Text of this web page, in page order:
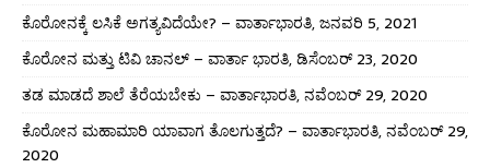
ಕೊರೋನಕ್ಕೆ ಲಸಿಕೆ ಅಗತ್ಯವಿದೆಯೇ? – ವಾರ್ತಾಭಾರತಿ, ಜನವರಿ 5, 2021
ಕೊರೋನ ಮತ್ತು ಟಿವಿ ಚಾನಲ್ – ವಾರ್ತಾ ಭಾರತಿ, ಡಿಸೆಂಬರ್ 23, 2020
ತಡ ಮಾಡದೆ ಶಾಲೆ ತೆರೆಯಬೇಕು – ವಾರ್ತಾಭಾರತಿ, ನವೆಂಬರ್ 29, 2020
ಕೊರೋನ ಮಹಾಮಾರಿ ಯಾವಾಗ ತೊಲಗುತ್ತದೆ? – ವಾರ್ತಾಭಾರತಿ, ನವೆಂಬರ್ 29,
2020